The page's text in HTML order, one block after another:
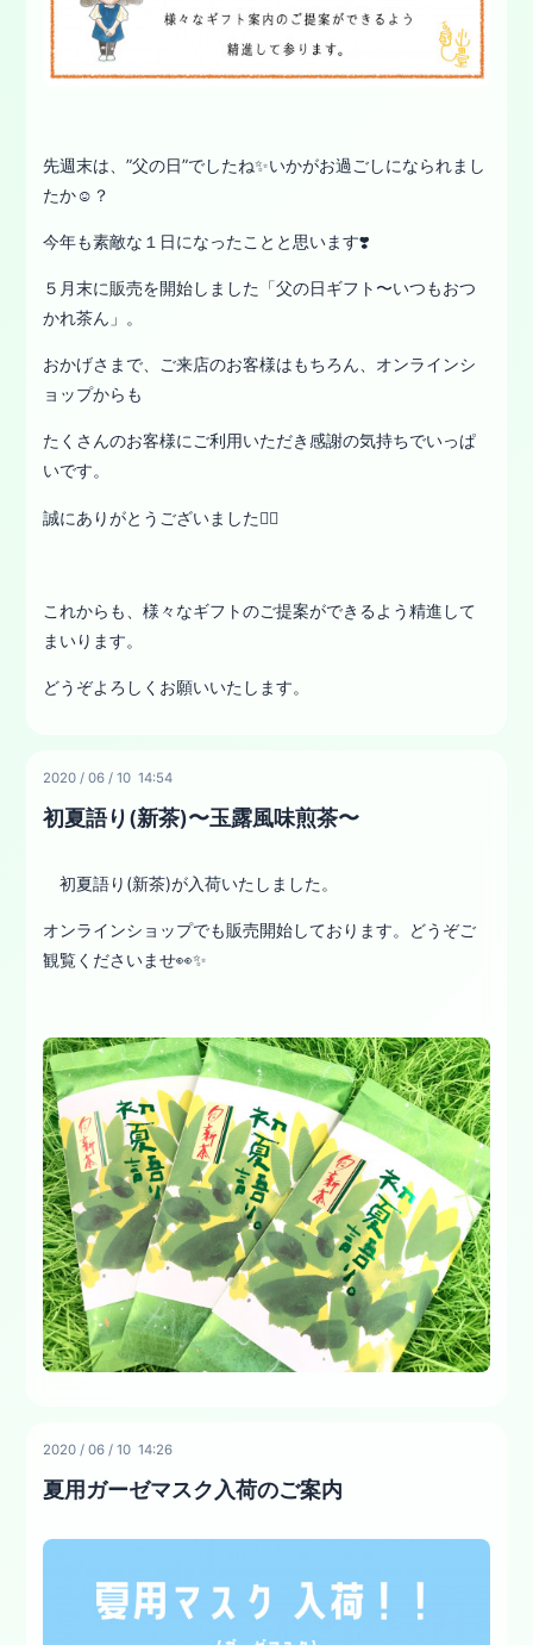
先週末は、”父の日”でしたね✨いかがお過ごしになられまし
たか☺️？
今年も素敵な１日になったことと思います❣️
５月末に販売を開始しました「父の日ギフト〜いつもおつ
かれ茶ん」。
おかげさまで、ご来店のお客様はもちろん、オンラインシ
ョップからも
たくさんのお客様にご利用いただき感謝の気持ちでいっぱ
いです。
誠にありがとうございました🙇‍♀️
これからも、様々なギフトのご提案ができるよう精進して
まいります。
どうぞよろしくお願いいたします。
2020 /06 /10 14:54
初夏語り(新茶)〜玉露風味煎茶〜
初夏語り(新茶)が入荷いたしました。
オンラインショップでも販売開始しております。どうぞご
観覧くださいませ👀✨
2020 /06 /10 14:26
夏用ガーゼマスク入荷のご案内